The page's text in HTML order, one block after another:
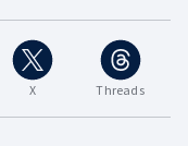
X Threads